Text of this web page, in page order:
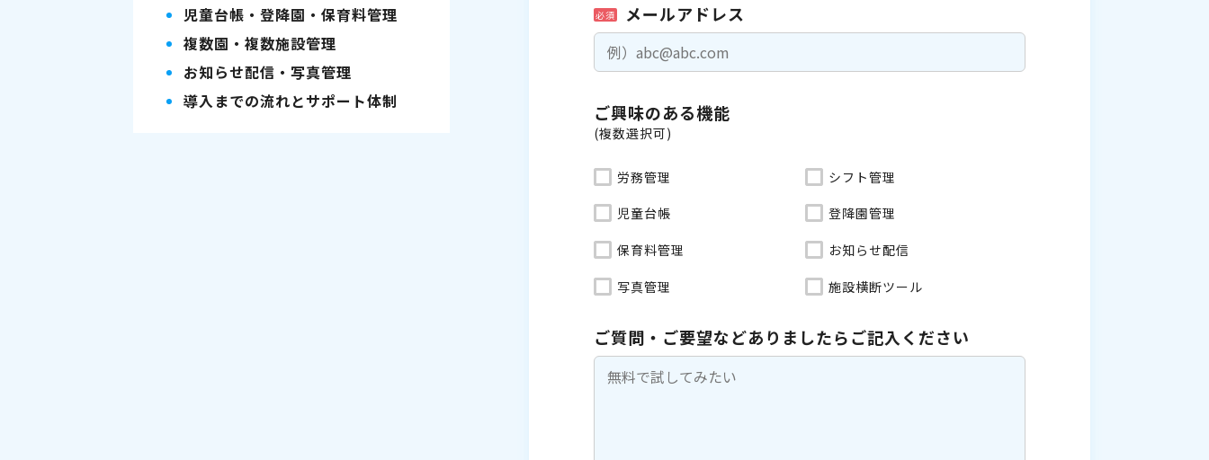
児童台帳・登降園・保育料管理
複数園・複数施設管理
お知らせ配信・写真管理
導入までの流れとサポート体制
必須 メールアドレス
ご興味のある機能
(複数選択可)
労務管理 シフト管理
児童台帳 登降園管理
保育料管理 お知らせ配信
写真管理 施設横断ツール
ご質問・ご要望などありましたらご記入ください